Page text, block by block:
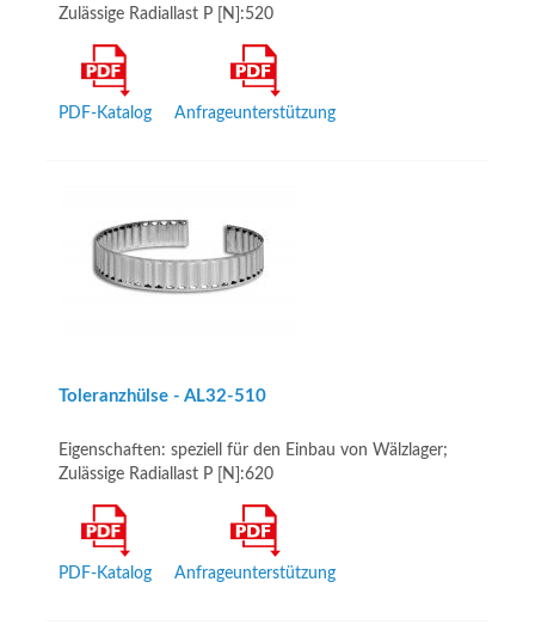
Zulässige Radiallast P [N]:520
PDF-Katalog Anfrageunterstützung
Toleranzhülse - AL32­-510
Eigenschaften: speziell für den Einbau von Wälzlager;
Zulässige Radiallast P [N]:620
PDF-Katalog Anfrageunterstützung